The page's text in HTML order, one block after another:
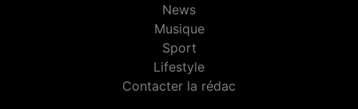
News
Musique
Sport
Lifestyle
Contacter la rédac